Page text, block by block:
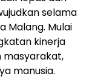
selama
Malang. Mulai
kinerja
masyarakat,
manusia.